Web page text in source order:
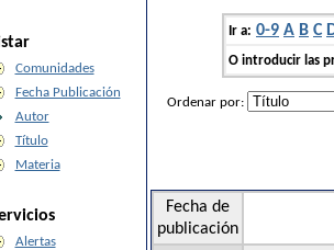
Comunidades
Fecha Publicación
Autor
Título
Materia
Alertas
Ir a: 0-9 A B C
O introducir las
Ordenar por:
Fecha de
publicación